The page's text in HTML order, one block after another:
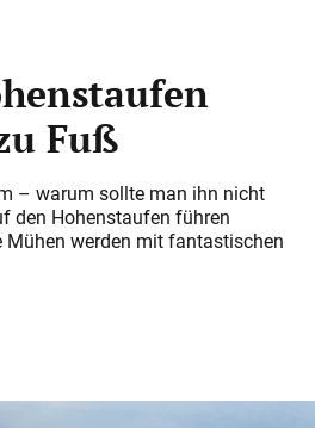
Fuß
– warum sollte man ihn nicht
den Hohenstaufen führen
Mühen werden mit fantastischen